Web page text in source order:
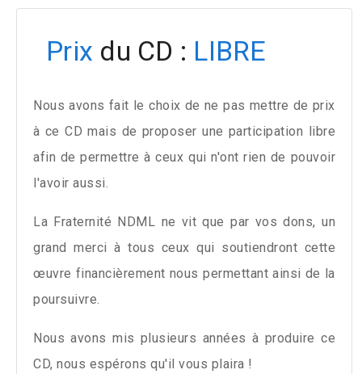
Prix du CD : LIBRE
Nous avons fait le choix de ne pas mettre de prix
à ce CD mais de proposer une participation libre
afin de permettre à ceux qui n'ont rien de pouvoir
l'avoir aussi.
La Fraternité NDML ne vit que par vos dons, un
grand merci à tous ceux qui soutiendront cette
œuvre financièrement nous permettant ainsi de la
poursuivre.
Nous avons mis plusieurs années à produire ce
CD, nous espérons qu'il vous plaira !